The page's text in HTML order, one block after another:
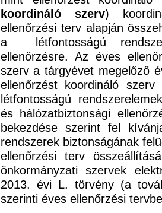
koordináló szerv)
ellenőrzési terv alapján
a létfontosságú
ellenőrzésre. Az éves
szerv a tárgyévet megelőző
ellenőrzést koordináló
létfontosságú
és hálózatbiztonsági
bekezdése szerint fel
rendszerek biztonságának
ellenőrzési terv
önkormányzati szervek
2013. évi L. törvény (a
szerinti éves ellenőrzési